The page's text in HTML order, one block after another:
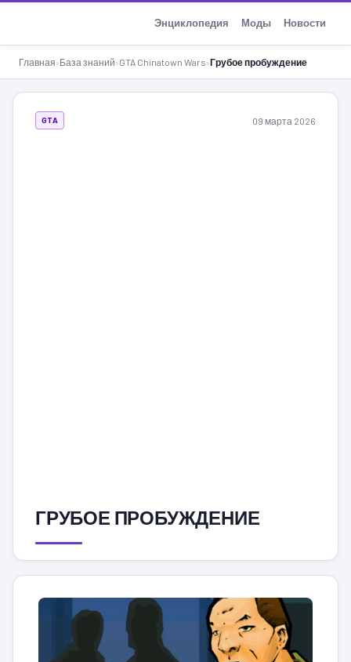
Энциклопедия Моды Новости
Главная›База знаний›GTA Chinatown Wars›Грубое пробуждение
GTA 09 марта 2026
ГРУБОЕ ПРОБУЖДЕНИЕ